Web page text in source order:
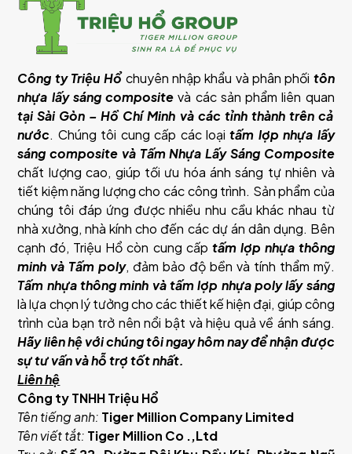
Công ty Triệu Hổchuyên nhập khẩu và phân phối tôn
nhựa lấy sáng composite và các sản phẩm liên quan
tại Sài Gòn – Hồ Chí Minh và các tỉnh thành trên cả
nước. Chúng tôi cung cấp các loạitấm lợp nhựa lấy
sáng composite và Tấm Nhựa Lấy Sáng Composite
chất lượng cao, giúp tối ưu hóa ánh sáng tự nhiên và
tiết kiệm năng lượng cho các công trình. Sản phẩm của
chúng tôi đáp ứng được nhiều nhu cầu khác nhau từ
nhà xưởng, nhà kính cho đến các dự án dân dụng. Bên
cạnh đó, Triệu Hổ còn cung cấp tấm lợp nhựa thông
minh và Tấm poly, đảm bảo độ bền và tính thẩm mỹ.
Tấm nhựa thông minh và tấm lợp nhựa poly lấy sáng
là lựa chọn lý tưởng cho các thiết kế hiện đại, giúp công
trình của bạn trở nên nổi bật và hiệu quả về ánh sáng.
Hãy liên hệ với chúng tôi ngay hôm nay để nhận được
sự tư vấn và hỗ trợ tốt nhất.
Liên hệ
Công ty TNHH Triệu Hổ
Tên tiếng anh: Tiger Million Company Limited
Tên viết tắt: Tiger Million Co .,Ltd